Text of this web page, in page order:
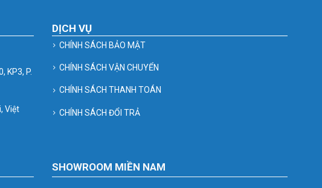
KP3, P.
Việt
DỊCH VỤ
CHÍNH SÁCH BẢO MẬT
CHÍNH SÁCH VẬN CHUYỂN
CHÍNH SÁCH THANH TOÁN
CHÍNH SÁCH ĐỔI TRẢ
SHOWROOM MIỀN NAM